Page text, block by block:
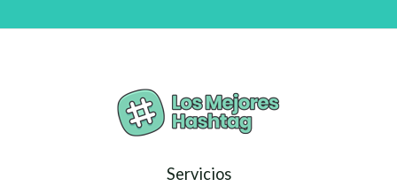
Servicios